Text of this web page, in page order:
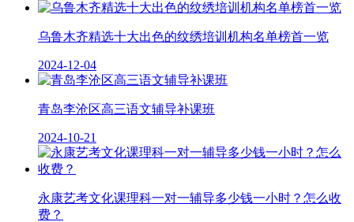
乌鲁木齐精选十大出色的纹绣培训机构名单榜首一览
2024-12-04
青岛李沧区高三语文辅导补课班
2024-10-21
永康艺考文化课理科一对一辅导多少钱一小时？怎么收
费？